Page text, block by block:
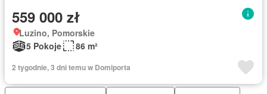
559 000 zł
Luzino, Pomorskie
5 Pokoje
86 m²
2 tygodnie, 3 dni temu w Domiporta